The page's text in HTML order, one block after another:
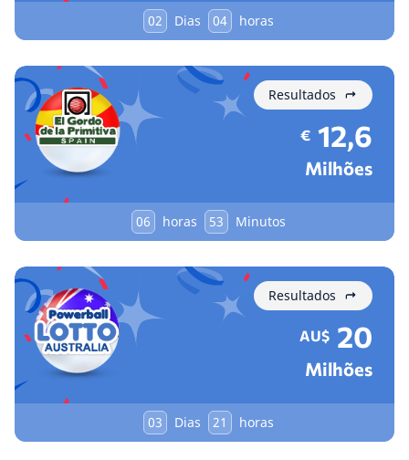
02 Dias 04 horas
Resultados
€ 12,6
Milhões
06 horas 53 Minutos
Resultados
AU$ 20
Milhões
03 Dias 21 horas